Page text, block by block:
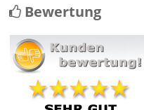
Bewertung